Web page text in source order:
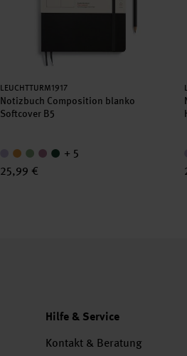
Hersteller:
LEUCHTTURM1917
Notizbuch Composition blanko
Softcover B5
+ 5
25,99 €
Hilfe & Service
Kontakt & Beratung